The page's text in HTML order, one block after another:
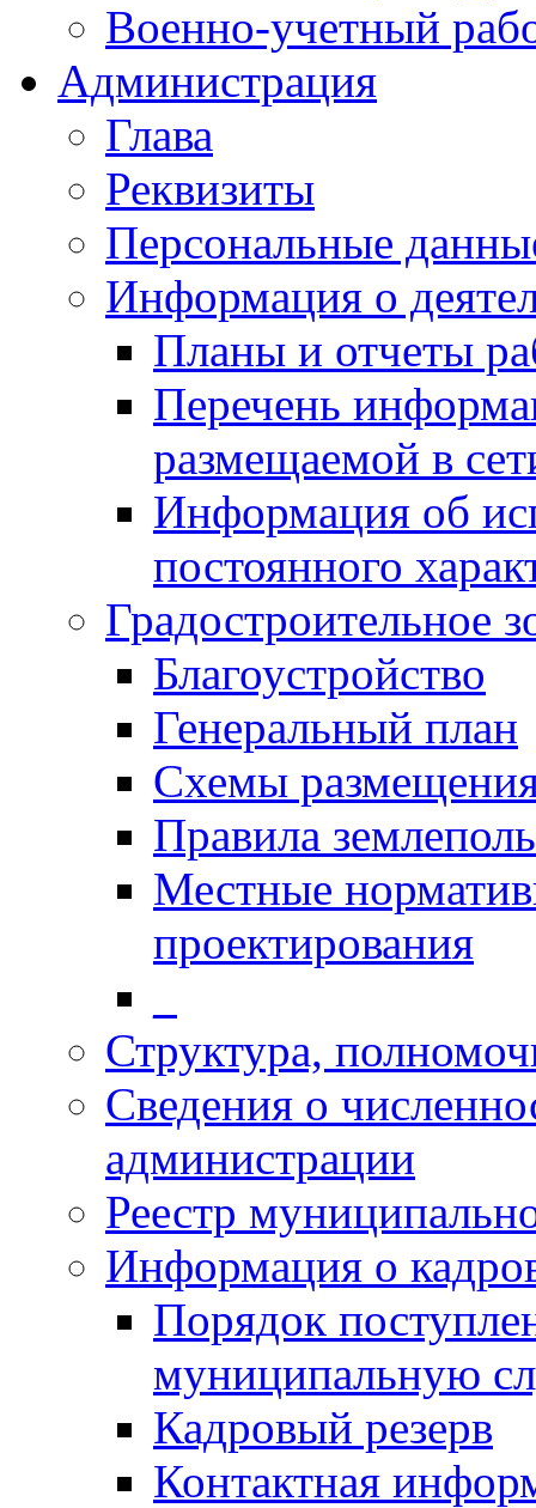
Военно-учетный
Администрация
Глава
Реквизиты
Персональные
Информация о
Планы и отчеты
Перечень
размещаемой в
Информация об
постоянного
Градостроительное
Благоустройство
Генеральный план
Схемы
Правила
Местные
проектирования
Структура,
Сведения о
администрации
Реестр
Информация о
Порядок
муниципальную
Кадровый резерв
Контактная